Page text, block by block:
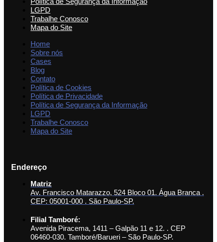
LGPD
Trabalhe Conosco
Mapa do Site
Home
Sobre nós
Cases
Blog
Contato
Política de Cookies
Política de Privacidade
Política de Segurança da Informação
LGPD
Trabalhe Conosco
Mapa do Site
Endereço
Matriz
Av. Francisco Matarazzo, 524 Bloco 01. Água Branca .
CEP: 05001-000 . São Paulo-SP.
Filial Tamboré:
Avenida Piracema, 1411 – Galpão 11 e 12. . CEP
06460-030. Tamboré/Barueri – São Paulo-SP.